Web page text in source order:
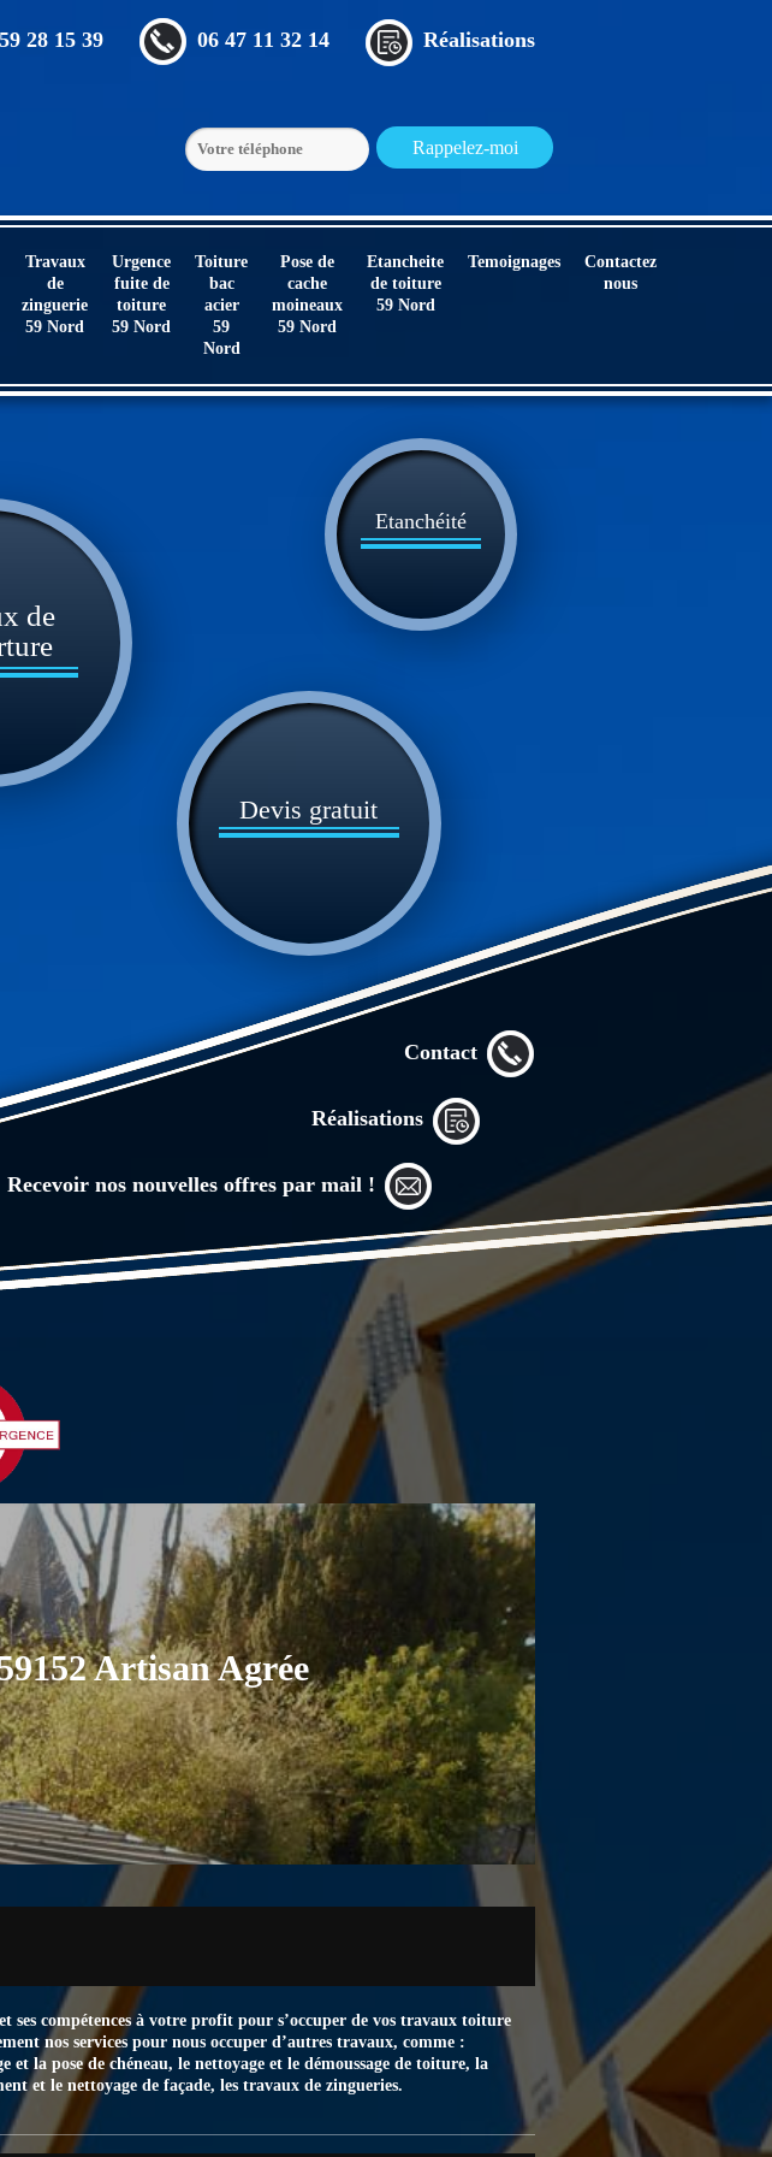
28 15 39 06 47 11 32 14 Réalisations
Travaux
de
zinguerie
59 Nord
Urgence
fuite de
toiture
59 Nord
Toiture
bac
acier
59
Nord
Pose de
cache
moineaux
59 Nord
Etancheite
de toiture
59 Nord
Temoignages
Contactez
nous
Devis gratuit
Etanchéité
de
Contact
Réalisations
Recevoir nos nouvelles offres par mail !
Artisan Agrée
compétences à votre profit pour s’occuper de vos travaux toiture
nos services pour nous occuper d’autres travaux, comme :
la pose de chéneau, le nettoyage et le démoussage de toiture, la
et le nettoyage de façade, les travaux de zingueries.